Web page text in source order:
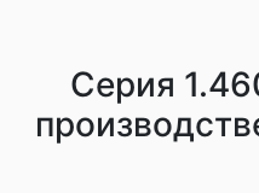
Серия